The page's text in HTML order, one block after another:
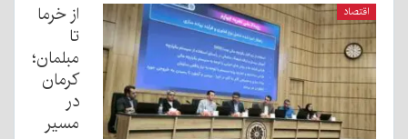
اقتصاد
از خرما
تا
مبلمان؛
کرمان
در
مسیر